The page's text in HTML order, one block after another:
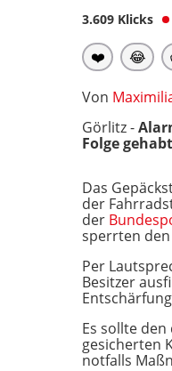
3.609 Klicks
❤️ 😂
Von
Görlitz -
Folge
Das
der
der
sperrten
Per
Besitzer
Es sollte
gesicherten
notfalls